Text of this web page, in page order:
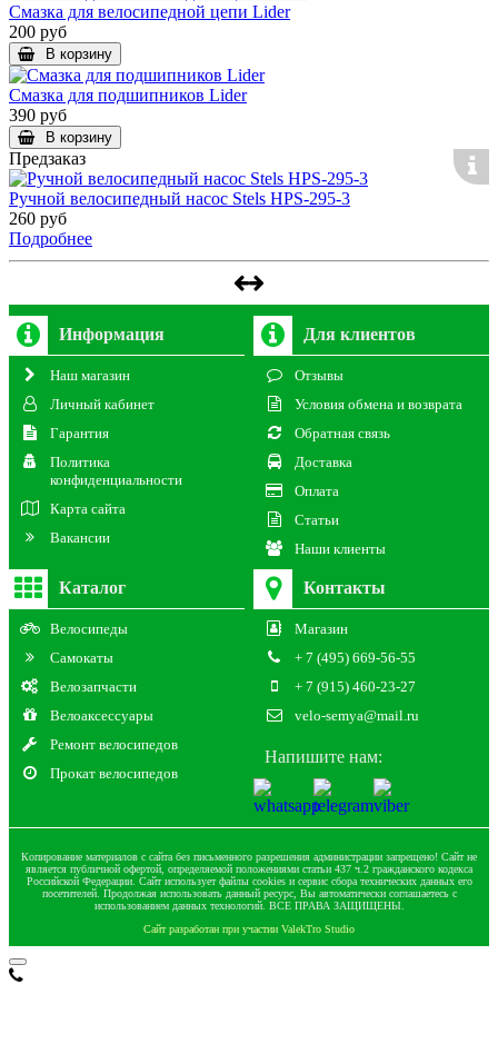
Смазка для велосипедной цепи Lider
200 руб
В корзину
Смазка для подшипников Lider
390 руб
В корзину
Предзаказ
Ручной велосипедный насос Stels HPS-295-3
260 руб
Подробнее
Информация
Наш магазин
Личный кабинет
Гарантия
Политика
конфиденциальности
Карта сайта
Вакансии
Для клиентов
Отзывы
Условия обмена и возврата
Обратная связь
Доставка
Оплата
Статьи
Наши клиенты
Каталог
Велосипеды
Самокаты
Велозапчасти
Велоаксессуары
Ремонт велосипедов
Прокат велосипедов
Контакты
Магазин
+ 7 (495) 669-56-55
+ 7 (915) 460-23-27
velo-semya@mail.ru
Напишите нам:
Копирование материалов с сайта без письменного разрешения администрации запрещено! Сайт не
является публичной офертой, определяемой положениями статьи 437 ч.2 гражданского кодекса
Российской Федерации. Сайт использует файлы cookies и сервис сбора технических данных его
посетителей. Продолжая использовать данный ресурс, Вы автоматически соглашаетесь с
использованием данных технологий. ВСЕ ПРАВА ЗАЩИЩЕНЫ.
Сайт разработан при участии ValekTro Studio